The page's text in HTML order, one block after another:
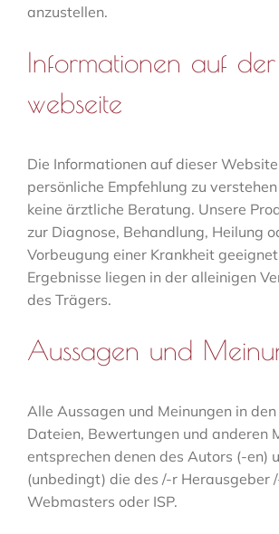
anzustellen.
Informationen auf der
webseite
Die Informationen auf dieser
persönliche Empfehlung zu
keine ärztliche Beratung. Unsere
zur Diagnose, Behandlung, Heilung
Vorbeugung einer Krankheit
Ergebnisse liegen in der alleinigen
des Trägers.
Aussagen und
Alle Aussagen und Meinungen in
Dateien, Bewertungen und anderen
entsprechen denen des Autors (-en)
(unbedingt) die des /-r Herausgeber
Webmasters oder ISP.